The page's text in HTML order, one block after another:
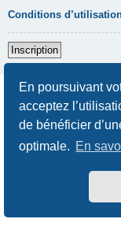
En poursuivant
acceptez
de bénéficier
optimale. En
Conditions
Inscription
Développé